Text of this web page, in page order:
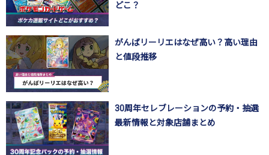
どこ？
がんばリーリエはなぜ高い？高い理由
と値段推移
30周年セレブレーションの予約・抽選
最新情報と対象店舗まとめ